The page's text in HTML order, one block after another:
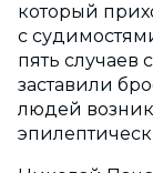
который
с
пять случаев
заставили
людей